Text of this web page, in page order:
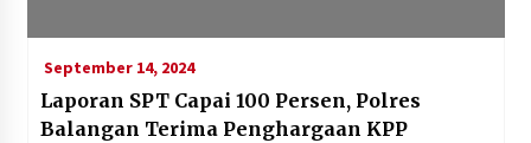
September 14, 2024
Laporan SPT Capai 100 Persen, Polres
Balangan Terima Penghargaan KPP